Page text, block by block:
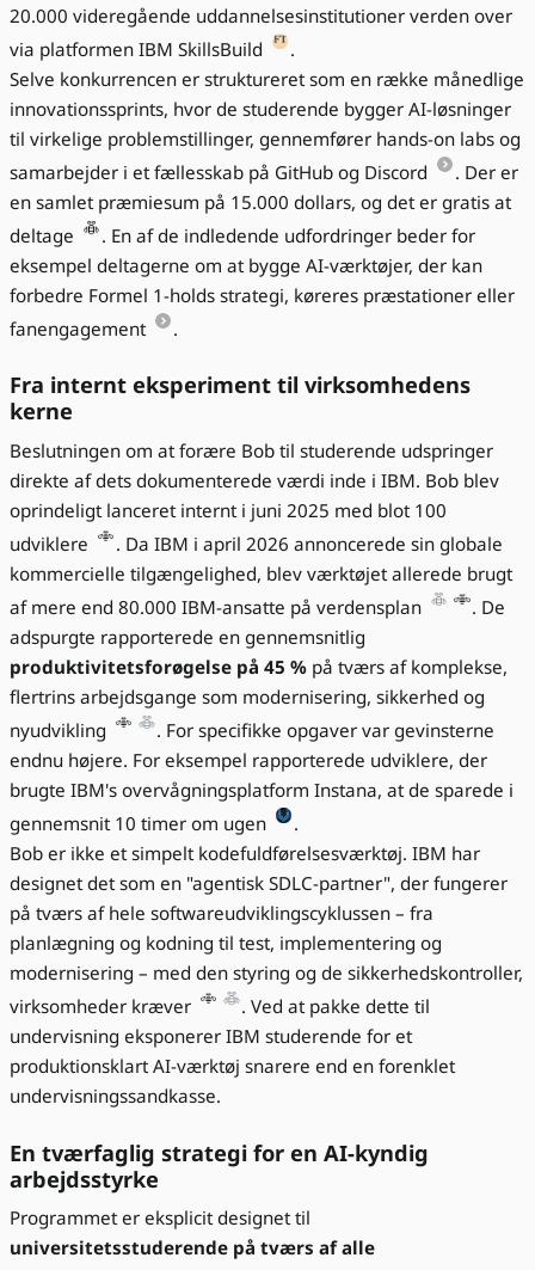
20.000 videregående uddannelsesinstitutioner verden over
via platformen IBM SkillsBuild
.
Selve konkurrencen er struktureret som en række månedlige
innovationssprints, hvor de studerende bygger AI-løsninger
til virkelige problemstillinger, gennemfører hands-on labs og
samarbejder i et fællesskab på GitHub og Discord
. Der er
en samlet præmiesum på 15.000 dollars, og det er gratis at
deltage
. En af de indledende udfordringer beder for
eksempel deltagerne om at bygge AI-værktøjer, der kan
forbedre Formel 1-holds strategi, køreres præstationer eller
fanengagement
.
Fra internt eksperiment til virksomhedens
kerne
Beslutningen om at forære Bob til studerende udspringer
direkte af dets dokumenterede værdi inde i IBM. Bob blev
oprindeligt lanceret internt i juni 2025 med blot 100
udviklere
. Da IBM i april 2026 annoncerede sin globale
kommercielle tilgængelighed, blev værktøjet allerede brugt
af mere end 80.000 IBM-ansatte på verdensplan
. De
adspurgte rapporterede en gennemsnitlig
produktivitetsforøgelse på 45 % på tværs af komplekse,
flertrins arbejdsgange som modernisering, sikkerhed og
nyudvikling
. For specifikke opgaver var gevinsterne
endnu højere. For eksempel rapporterede udviklere, der
brugte IBM's overvågningsplatform Instana, at de sparede i
gennemsnit 10 timer om ugen
.
Bob er ikke et simpelt kodefuldførelsesværktøj. IBM har
designet det som en "agentisk SDLC-partner", der fungerer
på tværs af hele softwareudviklingscyklussen – fra
planlægning og kodning til test, implementering og
modernisering – med den styring og de sikkerhedskontroller,
virksomheder kræver
. Ved at pakke dette til
undervisning eksponerer IBM studerende for et
produktionsklart AI-værktøj snarere end en forenklet
undervisningssandkasse.
En tværfaglig strategi for en AI-kyndig
arbejdsstyrke
Programmet er eksplicit designet til
universitetsstuderende på tværs af alle